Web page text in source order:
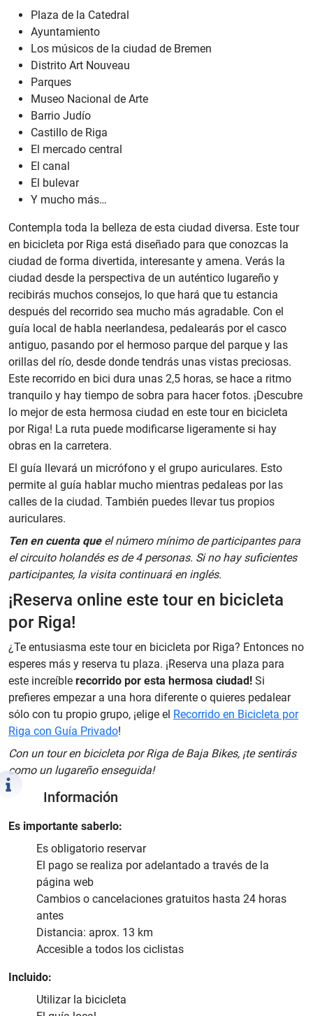
Plaza de la Catedral
Ayuntamiento
Los músicos de la ciudad de Bremen
Distrito Art Nouveau
Parques
Museo Nacional de Arte
Barrio Judío
Castillo de Riga
El mercado central
El canal
El bulevar
Y mucho más…
Contempla toda la belleza de esta ciudad diversa. Este tour
en bicicleta por Riga está diseñado para que conozcas la
ciudad de forma divertida, interesante y amena. Verás la
ciudad desde la perspectiva de un auténtico lugareño y
recibirás muchos consejos, lo que hará que tu estancia
después del recorrido sea mucho más agradable. Con el
guía local de habla neerlandesa, pedalearás por el casco
antiguo, pasando por el hermoso parque del parque y las
orillas del río, desde donde tendrás unas vistas preciosas.
Este recorrido en bici dura unas 2,5 horas, se hace a ritmo
tranquilo y hay tiempo de sobra para hacer fotos. ¡Descubre
lo mejor de esta hermosa ciudad en este tour en bicicleta
por Riga! La ruta puede modificarse ligeramente si hay
obras en la carretera.
El guía llevará un micrófono y el grupo auriculares. Esto
permite al guía hablar mucho mientras pedaleas por las
calles de la ciudad. También puedes llevar tus propios
auriculares.
Ten en cuenta queel número mínimo de participantes para
el circuito holandés es de 4 personas. Si no hay suficientes
participantes, la visita continuará en inglés.
¡Reserva online este tour en bicicleta
por Riga!
¿Te entusiasma este tour en bicicleta por Riga? Entonces no
esperes más y reserva tu plaza. ¡Reserva una plaza para
este increíble recorrido por esta hermosa ciudad! Si
prefieres empezar a una hora diferente o quieres pedalear
sólo con tu propio grupo, ¡elige el Recorrido en Bicicleta por
Riga con Guía Privado!
Con un tour en bicicleta por Riga de Baja Bikes, ¡te sentirás
como un lugareño enseguida!
Información
Es importante saberlo:
Es obligatorio reservar
El pago se realiza por adelantado a través de la
página web
Cambios o cancelaciones gratuitos hasta 24 horas
antes
Distancia: aprox. 13 km
Accesible a todos los ciclistas
Incluido:
Utilizar la bicicleta